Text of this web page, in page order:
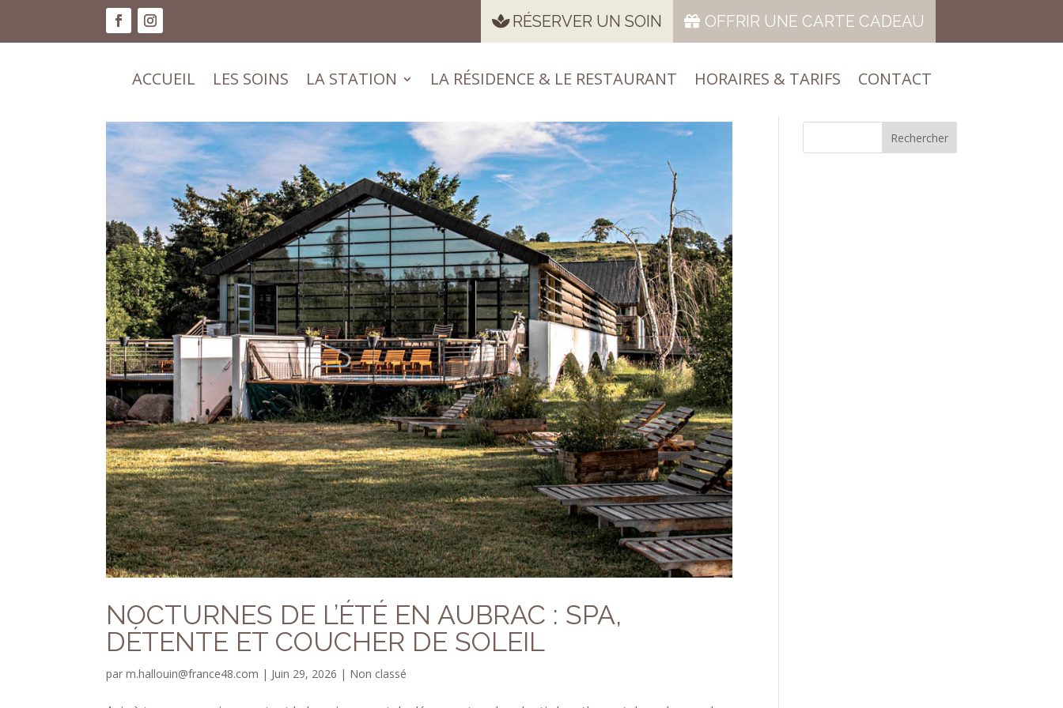
RÉSERVER UN SOIN OFFRIR UNE CARTE CADEAU
ACCUEIL LES SOINS LA STATION LA RÉSIDENCE & LE RESTAURANT HORAIRES & TARIFS CONTACT
ACCUEIL LES SOINS LA STATION LA RÉSIDENCE & LE RESTAURANT HORAIRES & TARIFS CONTACT
NOCTURNES DE L’ÉTÉ EN AUBRAC : SPA,
DÉTENTE ET COUCHER DE SOLEIL
parm.hallouin@france48.com | Juin 29, 2026 | Non classé
Rechercher